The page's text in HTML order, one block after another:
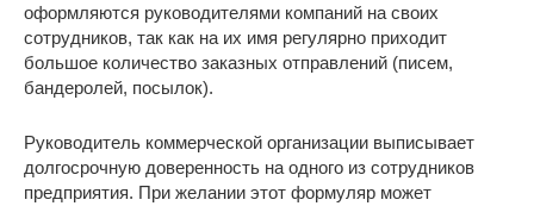
оформляются руководителями компаний на своих
сотрудников, так как на их имя регулярно приходит
большое количество заказных отправлений (писем,
бандеролей, посылок).
Руководитель коммерческой организации выписывает
долгосрочную доверенность на одного из сотрудников
предприятия. При желании этот формуляр может